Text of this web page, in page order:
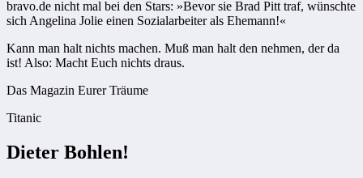
bravo.de nicht mal bei den Stars: »Bevor sie Brad Pitt traf, wünschte
sich Angelina Jolie einen Sozialarbeiter als Ehemann!«
Kann man halt nichts machen. Muß man halt den nehmen, der da
ist! Also: Macht Euch nichts draus.
Das Magazin Eurer Träume
Titanic
Dieter Bohlen!